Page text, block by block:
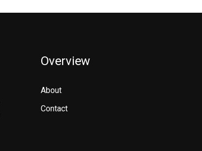
Overview
About
Contact